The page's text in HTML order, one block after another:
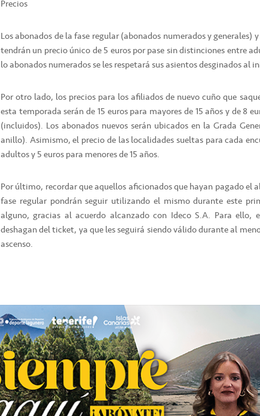
Precios
Los abonados de la fase regular (abonados numerados y generales)
tendrán un precio único de 5 euros por pase sin distinciones entre
lo abonados numerados se les respetará sus asientos desginados al
Por otro lado, los precios para los afiliados de nuevo cuño que
esta temporada serán de 15 euros para mayores de 15 años y de 8
(incluidos). Los abonados nuevos serán ubicados en la Grada
anillo). Asimismo, el precio de las localidades sueltas para cada
adultos y 5 euros para menores de 15 años.
Por último, recordar que aquellos aficionados que hayan pagado el
fase regular pondrán seguir utilizando el mismo durante este
alguno, gracias al acuerdo alcanzado con Ideco S.A. Para ello,
deshagan del ticket, ya que les seguirá siendo válido durante al
ascenso.